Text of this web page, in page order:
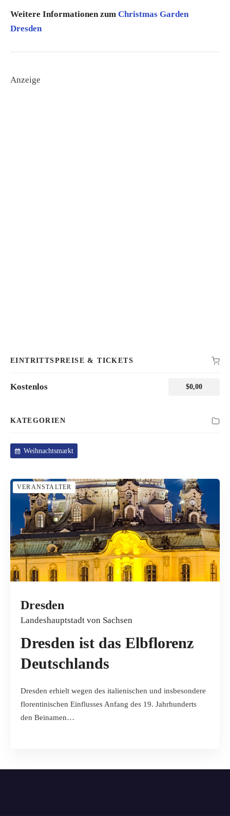
Weitere Informationen zum Christmas Garden
Dresden
Anzeige
EINTRITTSPREISE & TICKETS
Kostenlos $0,00
KATEGORIEN
Weihnachtsmarkt
VERANSTALTER
Dresden
Landeshauptstadt von Sachsen
Dresden ist das Elbflorenz
Deutschlands
Dresden erhielt wegen des italienischen und insbesondere
florentinischen Einflusses Anfang des 19. Jahrhunderts
den Beinamen…